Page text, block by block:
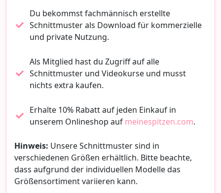
Du bekommst fachmännisch erstellte
Schnittmuster als Download für kommerzielle
und private Nutzung.
Als Mitglied hast du Zugriff auf alle
Schnittmuster und Videokurse und musst
nichts extra kaufen.
Erhalte 10% Rabatt auf jeden Einkauf in
unserem Onlineshop auf meinespitzen.com.
Hinweis: Unsere Schnittmuster sind in
verschiedenen Größen erhältlich. Bitte beachte,
dass aufgrund der individuellen Modelle das
Größensortiment variieren kann.